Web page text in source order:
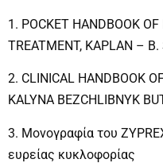
1. POCKET HANDBOOK OF
TREATMENT, KAPLAN – B.
2. CLINICAL HANDBOOK
KALYNA BEZCHLIBNYK
3. Mονογραφία του
ευρείας κυκλοφορίας